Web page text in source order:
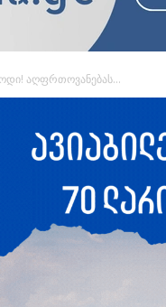
აღფრთოვანებას...